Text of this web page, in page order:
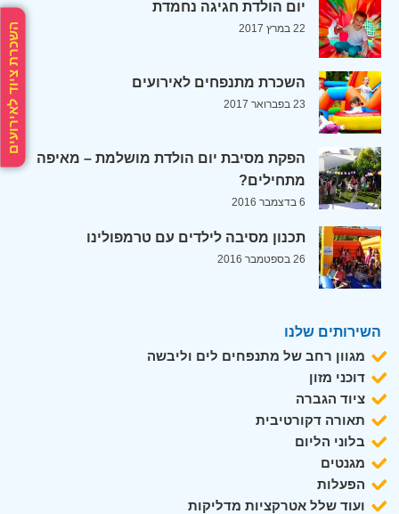
השכרת ציוד לאירועים
יום הולדת חגיגה נחמדת
22 במרץ 2017
השכרת מתנפחים לאירועים
23 בפברואר 2017
הפקת מסיבת יום הולדת מושלמת – מאיפה
מתחילים?
6 בדצמבר 2016
תכנון מסיבה לילדים עם טרמפולינו
26 בספטמבר 2016
השירותים שלנו
מגוון רחב של מתנפחים לים וליבשה
דוכני מזון
ציוד הגברה
תאורה דקורטיבית
בלוני הליום
מגנטים
הפעלות
ועוד שלל אטרקציות מדליקות